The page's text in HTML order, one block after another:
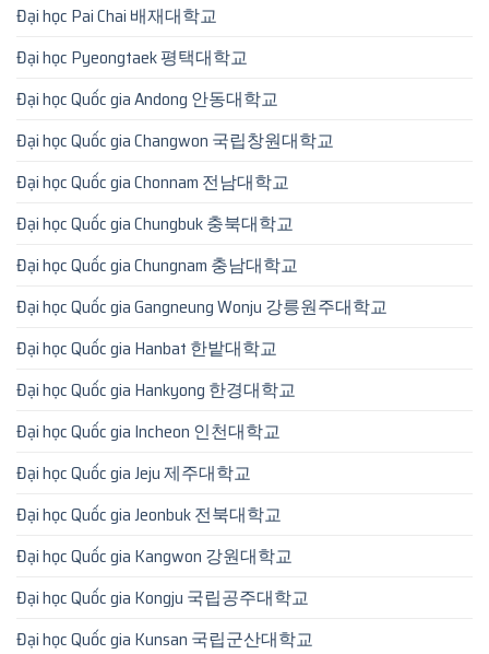
Đại học Pai Chai 배재대학교
Đại học Pyeongtaek 평택대학교
Đại học Quốc gia Andong 안동대학교
Đại học Quốc gia Changwon 국립창원대학교
Đại học Quốc gia Chonnam 전남대학교
Đại học Quốc gia Chungbuk 충북대학교
Đại học Quốc gia Chungnam 충남대학교
Đại học Quốc gia Gangneung Wonju 강릉원주대학교
Đại học Quốc gia Hanbat 한밭대학교
Đại học Quốc gia Hankyong 한경대학교
Đại học Quốc gia Incheon 인천대학교
Đại học Quốc gia Jeju 제주대학교
Đại học Quốc gia Jeonbuk 전북대학교
Đại học Quốc gia Kangwon 강원대학교
Đại học Quốc gia Kongju 국립공주대학교
Đại học Quốc gia Kunsan 국립군산대학교